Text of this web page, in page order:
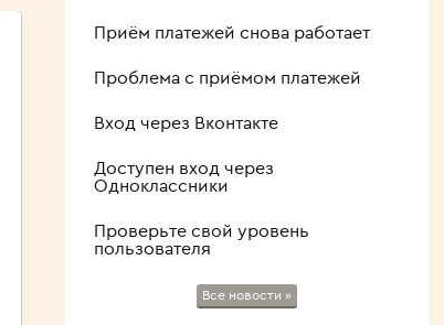
Приём платежей снова работает
Проблема с приёмом платежей
Вход через Вконтакте
Доступен вход через
Одноклассники
Проверьте свой уровень
пользователя
Все новости »